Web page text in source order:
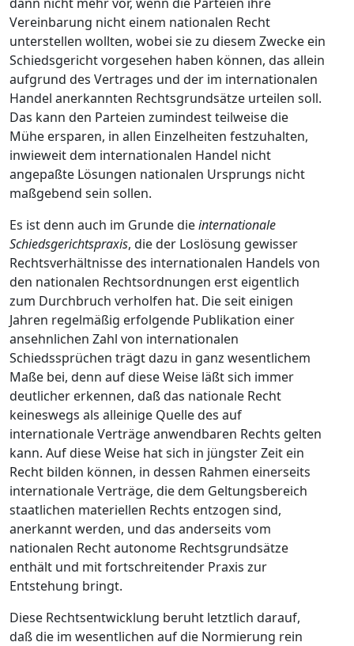
Vereinbarung nicht einem nationalen Recht
unterstellen wollten, wobei sie zu diesem Zwecke ein
Schiedsgericht vorgesehen haben können, das allein
aufgrund des Vertrages und der im internationalen
Handel anerkannten Rechtsgrundsätze urteilen soll.
Das kann den Parteien zumindest teilweise die
Mühe ersparen, in allen Einzelheiten festzuhalten,
inwieweit dem internationalen Handel nicht
angepaßte Lösungen nationalen Ursprungs nicht
maßgebend sein sollen.
Es ist denn auch im Grunde dieinternationale
Schiedsgerichtspraxis, die der Loslösung gewisser
Rechtsverhältnisse des internationalen Handels von
den nationalen Rechtsordnungen erst eigentlich
zum Durchbruch verholfen hat. Die seit einigen
Jahren regelmäßig erfolgende Publikation einer
ansehnlichen Zahl von internationalen
Schiedssprüchen trägt dazu in ganz wesentlichem
Maße bei, denn auf diese Weise läßt sich immer
deutlicher erkennen, daß das nationale Recht
keineswegs als alleinige Quelle des auf
internationale Verträge anwendbaren Rechts gelten
kann. Auf diese Weise hat sich in jüngster Zeit ein
Recht bilden können, in dessen Rahmen einerseits
internationale Verträge, die dem Geltungsbereich
staatlichen materiellen Rechts entzogen sind,
anerkannt werden, und das anderseits vom
nationalen Recht autonome Rechtsgrundsätze
enthält und mit fortschreitender Praxis zur
Entstehung bringt.
Diese Rechtsentwicklung beruht letztlich darauf,
daß die im wesentlichen auf die Normierung rein